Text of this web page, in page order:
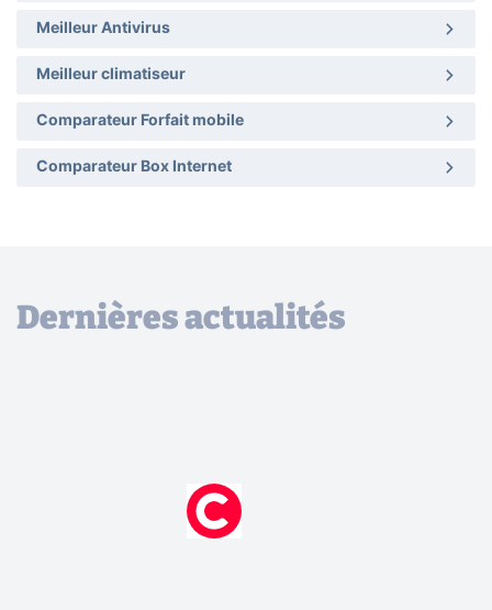
Meilleur Antivirus
Meilleur climatiseur
Comparateur Forfait mobile
Comparateur Box Internet
Dernières actualités